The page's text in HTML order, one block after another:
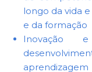
longo da vida
e da formação
Inovação